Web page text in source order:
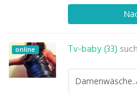
online Tv-baby (33)